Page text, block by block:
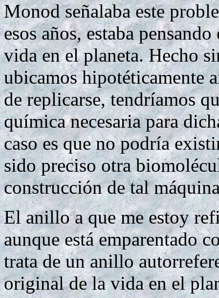
Monod señalaba este
esos años, estaba
vida en el planeta. Hecho
ubicamos hipotéticamente
de replicarse, tendríamos
química necesaria para
caso es que no podría
sido preciso otra
construcción de tal
El anillo a que me estoy
aunque está emparentado
trata de un anillo
original de la vida en el